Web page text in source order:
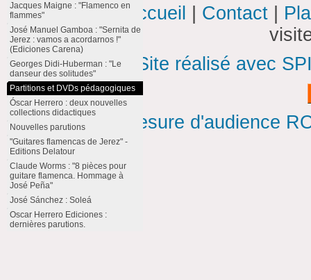
Jacques Maigne : "Flamenco en
flammes"
José Manuel Gamboa : "Sernita de
Jerez : vamos a acordarnos !"
(Ediciones Carena)
Georges Didi-Huberman : "Le
danseur des solitudes"
Partitions et DVDs pédagogiques
Óscar Herrero : deux nouvelles
collections didactiques
Nouvelles parutions
"Guitares flamencas de Jerez" -
Editions Delatour
Claude Worms : "8 pièces pour
guitare flamenca. Hommage à
José Peña"
José Sánchez : Soleá
Oscar Herrero Ediciones :
dernières parutions.
Accueil Contact
Site réalisé avec
Mesure d'audience